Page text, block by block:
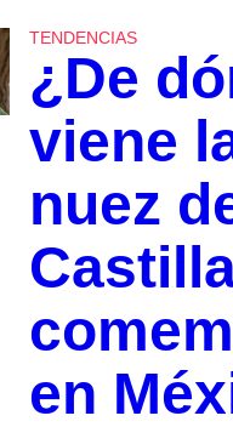
TENDENCIAS
¿De
viene
nuez
en